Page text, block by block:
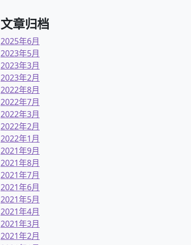
文章归档
2025年6月
2023年5月
2023年3月
2023年2月
2022年8月
2022年7月
2022年3月
2022年2月
2022年1月
2021年9月
2021年8月
2021年7月
2021年6月
2021年5月
2021年4月
2021年3月
2021年2月